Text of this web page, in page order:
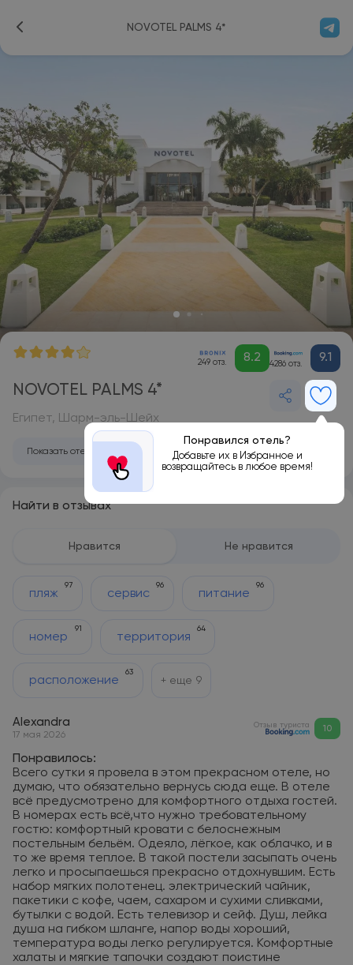
NOVOTEL PALMS 4*
249 отз. 8.2 4286 отз. 9.1
NOVOTEL PALMS 4*
Понравился отель?
Добавьте их в Избранное и
возвращайтесь в любое время!
Египет, Шарм-эль-Шейх
Показать отель на карте
Найти в отзывах
Нравится Не нравится
пляж
97
сервис
96
питание
96
номер
91
территория
64
расположение
63
+ еще 9
Alexandra
17 мая 2026
Отзыв туриста 10
Понравилось:
Всего сутки я провела в этом прекрасном отеле, но
думаю, что обязательно вернусь сюда еще. В отеле
всё предусмотрено для комфортного отдыха гостей.
В номерах есть всё,что нужно требовательному
гостю: комфортный кровати с белоснежным
постельным бельём. Одеяло, лёгкое, как облачко, и в
то же время теплое. В такой постели засыпать очень
легко и просыпаешься прекрасно отдохнувшим. Есть
набор мягких полотенец. электрический чайник,
пакетики с кофе, чаем, сахаром и сухими сливками,
бутылки с водой. Есть телевизор и сейф. Душ, лейка
душа на гибком шланге, напор воды хороший,
температура воды легко регулируется. Комфортные
халаты и мягкие тапочки создают поистине